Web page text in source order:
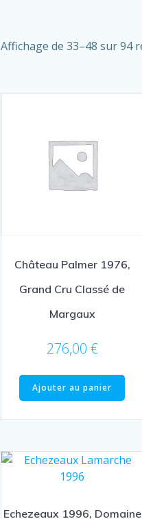
Affichage de 33–48 sur 94
Château Palmer 1976,
Grand Cru Classé de
Margaux
276,00 €
Ajouter au panier
Echezeaux 1996, Domaine